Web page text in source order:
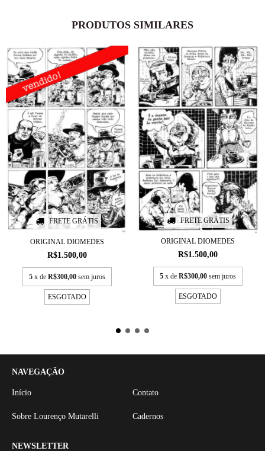
PRODUTOS SIMILARES
FRETE GRÁTIS
ORIGINAL DIOMEDES
R$1.500,00
5 x de R$300,00 sem juros
ESGOTADO
FRETE GRÁTIS
ORIGINAL DIOMEDES
R$1.500,00
5 x deR$300,00 sem juros
ESGOTADO
NAVEGAÇÃO
Início Contato
Sobre Lourenço Mutarelli Cadernos
NEWSLETTER